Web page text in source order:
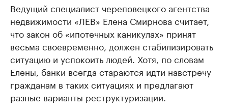
Ведущий специалист череповецкого агентства
недвижимости «ЛЕВ» Елена Смирнова считает,
что закон об «ипотечных каникулах» принят
весьма своевременно, должен стабилизировать
ситуацию и успокоить людей. Хотя, по словам
Елены, банки всегда стараются идти навстречу
гражданам в таких ситуациях и предлагают
разные варианты реструктуризации.